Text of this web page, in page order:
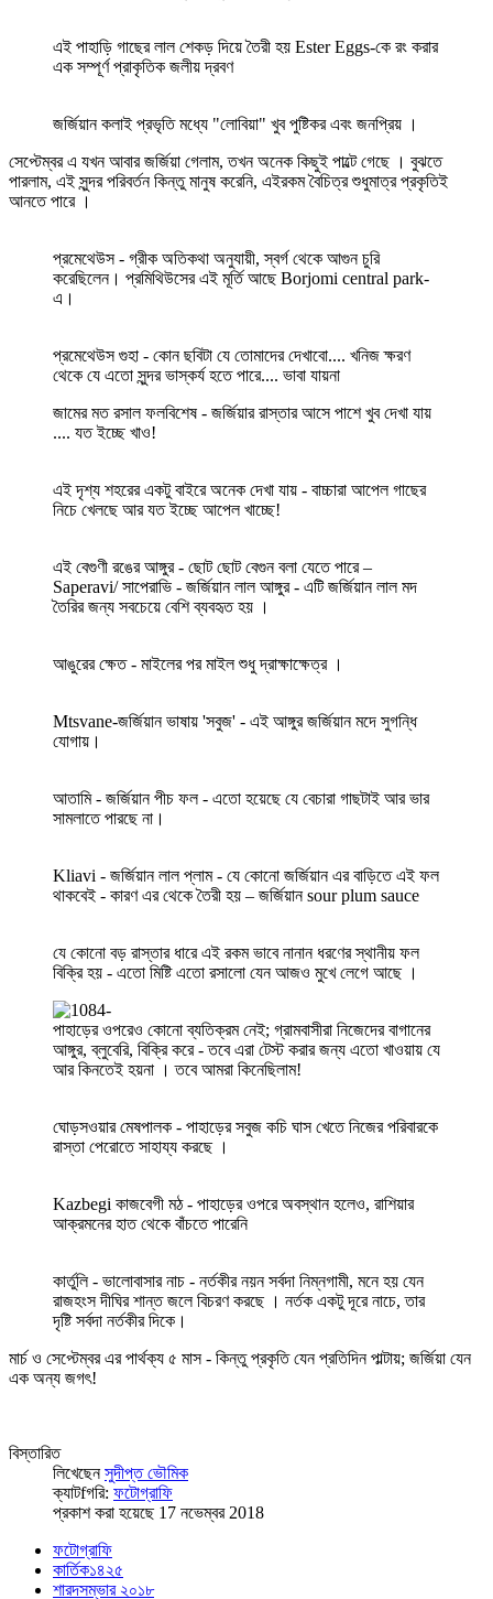
এই পাহাড়ি গাছের লাল শেকড় দিয়ে তৈরী হয় Ester Eggs-কে রং করার
এক সম্পূর্ণ প্রাকৃতিক জলীয় দ্রবণ
জর্জিয়ান কলাই প্রভৃতি মধ্যে "লোবিয়া" খুব পুষ্টিকর এবং জনপ্রিয় ।
সেপ্টেম্বর এ যখন আবার জর্জিয়া গেলাম, তখন অনেক কিছুই পাল্টে গেছে । বুঝতে
পারলাম, এই সুন্দর পরিবর্তন কিন্তু মানুষ করেনি, এইরকম বৈচিত্র শুধুমাত্র প্রকৃতিই
আনতে পারে ।
প্রমেথেউস - গ্রীক অতিকথা অনুযায়ী, স্বর্গ থেকে আগুন চুরি
করেছিলেন। প্রমিথিউসের এই মূর্তি আছে Borjomi central park-
এ।
প্রমেথেউস গুহা - কোন ছবিটা যে তোমাদের দেখাবো.... খনিজ ক্ষরণ
থেকে যে এতো সুন্দর ভাস্কর্য হতে পারে.... ভাবা যায়না
জামের মত রসাল ফলবিশেষ - জর্জিয়ার রাস্তার আসে পাশে খুব দেখা যায়
.... যত ইচ্ছে খাও!
এই দৃশ্য শহরের একটু বাইরে অনেক দেখা যায় - বাচ্চারা আপেল গাছের
নিচে খেলছে আর যত ইচ্ছে আপেল খাচ্ছে!
এই বেগুণী রঙের আঙ্গুর - ছোট ছোট বেগুন বলা যেতে পারে –
Saperavi/ সাপেরাভি - জর্জিয়ান লাল আঙ্গুর - এটি জর্জিয়ান লাল মদ
তৈরির জন্য সবচেয়ে বেশি ব্যবহৃত হয় ।
আঙুরের ক্ষেত - মাইলের পর মাইল শুধু দ্রাক্ষাক্ষেত্র ।
Mtsvane-জর্জিয়ান ভাষায় 'সবুজ' - এই আঙ্গুর জর্জিয়ান মদে সুগন্ধি
যোগায়।
আতামি - জর্জিয়ান পীচ ফল - এতো হয়েছে যে বেচারা গাছটাই আর ভার
সামলাতে পারছে না।
Kliavi - জর্জিয়ান লাল প্লাম - যে কোনো জর্জিয়ান এর বাড়িতে এই ফল
থাকবেই - কারণ এর থেকে তৈরী হয় – জর্জিয়ান sour plum sauce
যে কোনো বড় রাস্তার ধারে এই রকম ভাবে নানান ধরণের স্থানীয় ফল
বিক্রি হয় - এতো মিষ্টি এতো রসালো যেন আজও মুখে লেগে আছে ।
পাহাড়ের ওপরেও কোনো ব্যতিক্রম নেই; গ্রামবাসীরা নিজেদের বাগানের
আঙ্গুর, ব্লুবেরি, বিক্রি করে - তবে এরা টেস্ট করার জন্য এতো খাওয়ায় যে
আর কিনতেই হয়না । তবে আমরা কিনেছিলাম!
ঘোড়সওয়ার মেষপালক - পাহাড়ের সবুজ কচি ঘাস খেতে নিজের পরিবারকে
রাস্তা পেরোতে সাহায্য করছে ।
Kazbegi কাজবেগী মঠ - পাহাড়ের ওপরে অবস্থান হলেও, রাশিয়ার
আক্রমনের হাত থেকে বাঁচতে পারেনি
কার্তুলি - ভালোবাসার নাচ - নর্তকীর নয়ন সর্বদা নিম্নগামী, মনে হয় যেন
রাজহংস দীঘির শান্ত জলে বিচরণ করছে । নর্তক একটু দূরে নাচে, তার
দৃষ্টি সর্বদা নর্তকীর দিকে।
মার্চ ও সেপ্টেম্বর এর পার্থক্য ৫ মাস - কিন্তু প্রকৃতি যেন প্রতিদিন পাল্টায়; জর্জিয়া যেন
এক অন্য জগৎ!
বিস্তারিত
লিখেছেনসুদীপ্ত ভৌমিক
ক্যাটfগরি: ফটোগ্রাফি
প্রকাশ করা হয়েছে 17 নভেম্বর 2018
ফটোগ্রাফি
কার্তিক১৪২৫
শারদসম্ভার ২০১৮